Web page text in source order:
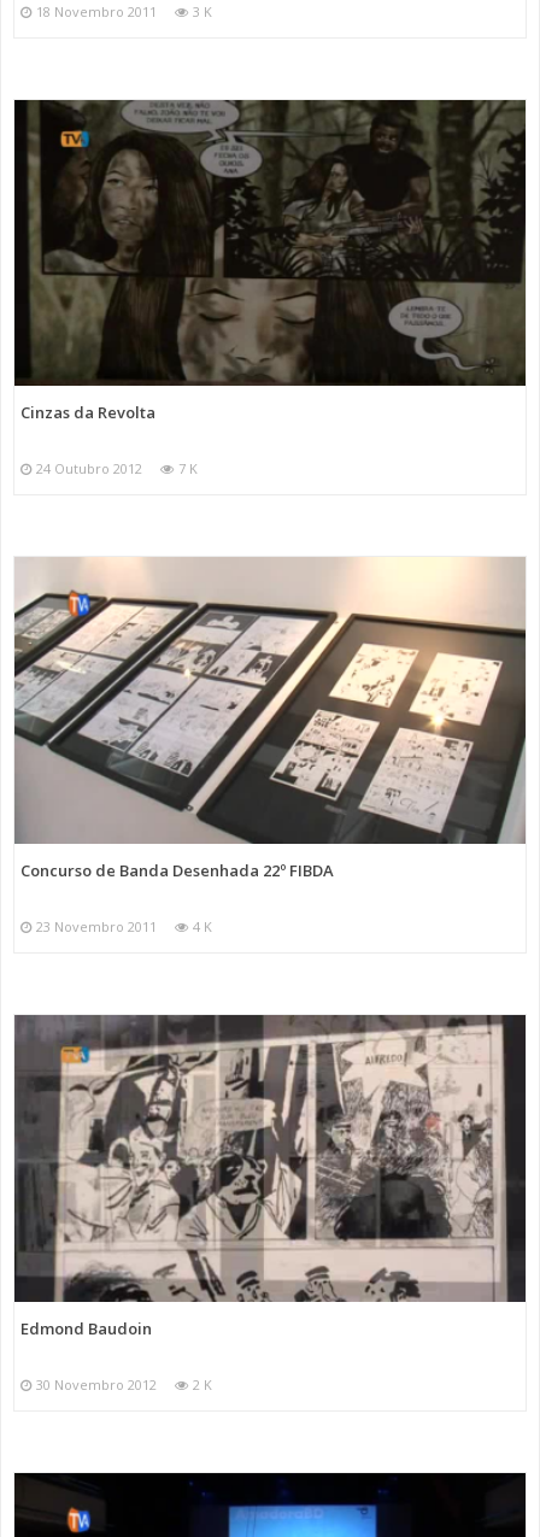
18 Novembro 2011 3 K
Cinzas da Revolta
24 Outubro 2012 7 K
Concurso de Banda Desenhada 22º FIBDA
23 Novembro 2011 4 K
Edmond Baudoin
30 Novembro 2012 2 K